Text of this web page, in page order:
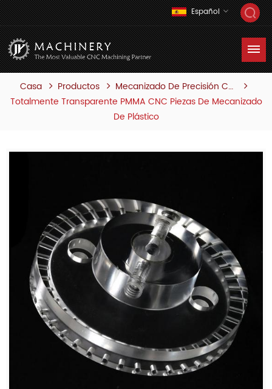
Español
Casa Productos
Mecanizado De Precisión Cnc
Totalmente Transparente PMMA CNC Piezas De Mecanizado
De Plástico